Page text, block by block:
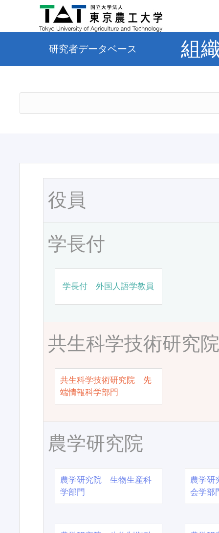
研究者データベース 組
役員
学長付
学長付 外国人語学教員
共生科学技術研究
共生科学技術研究院 先
端情報科学部門
農学研究院
農学研究院 生物生産科
学部門
農学
会学部